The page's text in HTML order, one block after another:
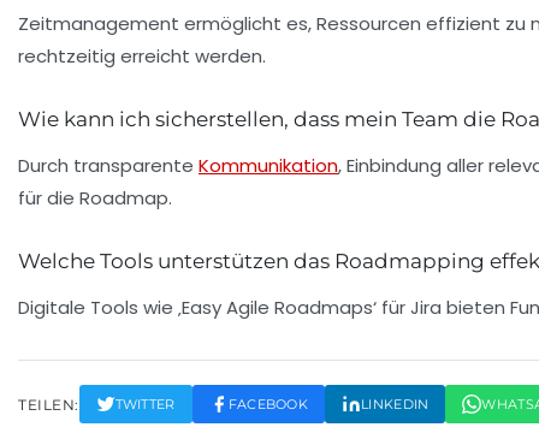
Zeitmanagement ermöglicht es, Ressourcen effizient zu
rechtzeitig erreicht werden.
Wie kann ich sicherstellen, dass mein Team die
Durch transparente Kommunikation, Einbindung aller
für die Roadmap.
Welche Tools unterstützen das Roadmapping
Digitale Tools wie ‚Easy Agile Roadmaps‘ für Jira bieten
TEILEN: TWITTER FACEBOOK LINKEDIN